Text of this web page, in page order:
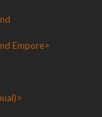
Empore>